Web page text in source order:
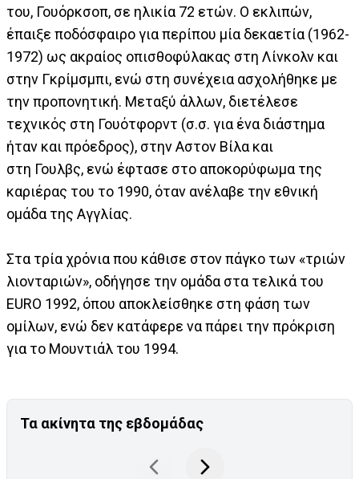
του, Γουόρκσοπ, σε ηλικία 72 ετών. Ο εκλιπών,
έπαιξε ποδόσφαιρο για περίπου μία δεκαετία (1962-
1972) ως ακραίος οπισθοφύλακας στη Λίνκολν και
στην Γκρίμσμπι, ενώ στη συνέχεια ασχολήθηκε με
την προπονητική. Μεταξύ άλλων, διετέλεσε
τεχνικός στη Γουότφορντ (σ.σ. για ένα διάστημα
ήταν και πρόεδρος), στην Αστον Βίλα και
στη Γουλβς, ενώ έφτασε στο αποκορύφωμα της
καριέρας του το 1990, όταν ανέλαβε την εθνική
ομάδα της Αγγλίας.
Στα τρία χρόνια που κάθισε στον πάγκο των «τριών
λιονταριών», οδήγησε την ομάδα στα τελικά του
EURO 1992, όπου αποκλείσθηκε στη φάση των
ομίλων, ενώ δεν κατάφερε να πάρει την πρόκριση
για το Μουντιάλ του 1994.
Τα ακίνητα της εβδομάδας